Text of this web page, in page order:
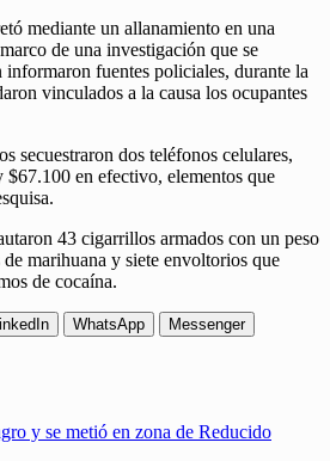
mediante un allanamiento en una
de una investigación que se
informaron fuentes policiales, durante la
vinculados a la causa los ocupantes
secuestraron dos teléfonos celulares,
$67.100 en efectivo, elementos que
43 cigarrillos armados con un peso
marihuana y siete envoltorios que
de cocaína.
WhatsApp
Messenger
y se metió en zona de Reducido